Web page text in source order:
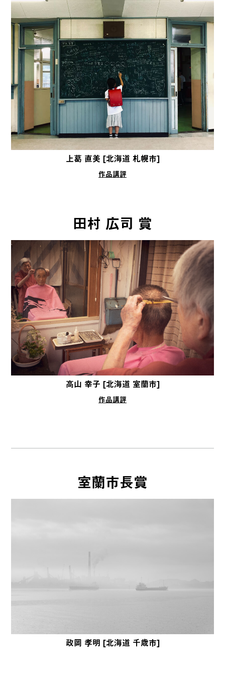
上葛 直美 [北海道 札幌市]
作品講評
田村 広司 賞
高山 幸子 [北海道 室蘭市]
作品講評
室蘭市長賞
政岡 孝明 [北海道 千歳市]